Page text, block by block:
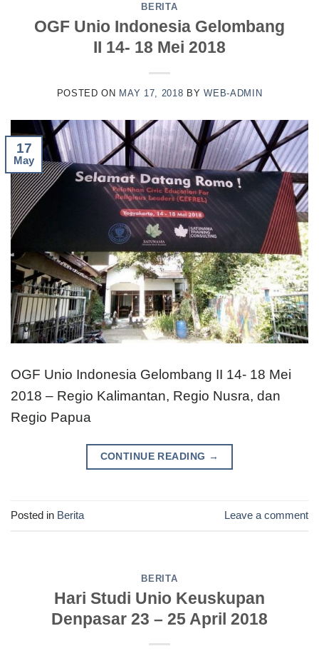
BERITA
OGF Unio Indonesia Gelombang
II 14- 18 Mei 2018
POSTED ON MAY 17, 2018 BYWEB-ADMIN
17
May
OGF Unio Indonesia Gelombang II 14- 18 Mei
2018 – Regio Kalimantan, Regio Nusra, dan
Regio Papua
CONTINUE READING →
Posted in Berita Leave a comment
BERITA
Hari Studi Unio Keuskupan
Denpasar 23 – 25 April 2018